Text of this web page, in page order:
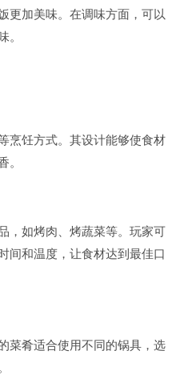
更加美味。在调味方面，可以
烹饪方式。其设计能够使食材
。
，如烤肉、烤蔬菜等。玩家可
间和温度，让食材达到最佳口
菜肴适合使用不同的锅具，选